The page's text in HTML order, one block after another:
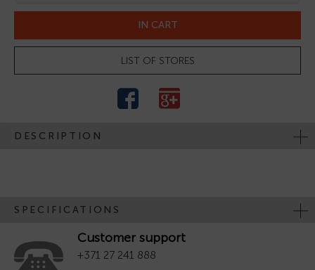
IN CART
LIST OF STORES
DESCRIPTION
SPECIFICATIONS
Customer support
+371 27 241 888